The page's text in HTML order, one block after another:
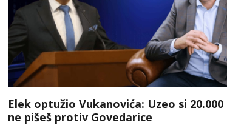
Еlek optužio Vukanovića: Uzeo si 20.000
ne pišeš protiv Govedarice